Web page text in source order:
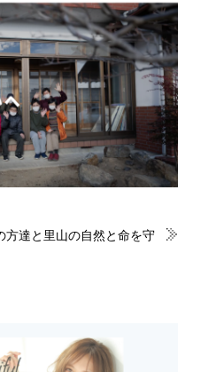
達と里山の自然と命を守